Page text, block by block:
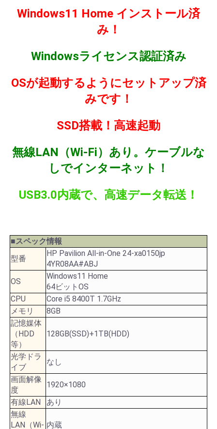
Windows11 Home インストール済
み！
Windowsライセンス認証済み
OSが起動するようにセットアップ済
みです！
SSD搭載！高速起動
無線LAN（Wi-Fi）あり。ケーブルな
しでインターネット！
USB3.0内蔵で、高速データ転送！
■スペック情報
型番
HP Pavilion All-in-One 24-xa0150jp
4YR08AA#ABJ
OS
Windows11 Home
64ビットOS
CPU
Core i5 8400T 1.7GHz
メモリ
8GB
記憶媒体
（HDD
等）
128GB(SSD)+1TB(HDD)
光学ドラ
イブ
なし
画面解像
度
1920×1080
有線LAN
あり
無線
LAN（Wi- 内蔵